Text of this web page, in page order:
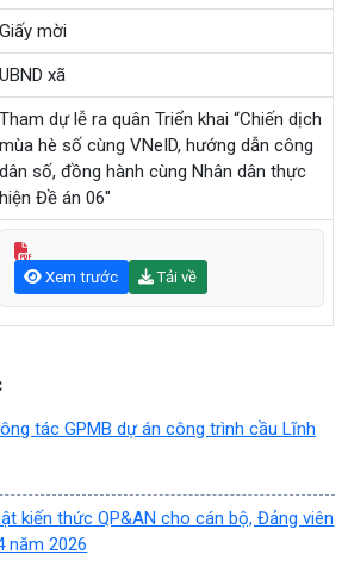
Giấy mời
UBND xã
Tham dự lễ ra quân Triển khai “Chiến dịch
mùa hè số cùng VNeID, hướng dẫn công
dân số, đồng hành cùng Nhân dân thực
hiện Đề án 06"
Xem trước Tải về
tác GPMB dự án công trình cầu Lĩnh
kiến thức QP&AN cho cán bộ, Đảng viên
năm 2026